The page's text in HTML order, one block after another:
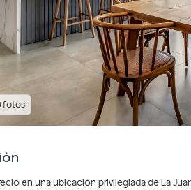
fotos
en una ubicación privilegiada de La